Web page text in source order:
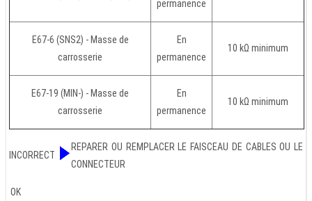
permanence
E67-6 (SNS2) - Masse de
carrosserie
En
permanence
10 kΩ minimum
E67-19 (MIN-) - Masse de
carrosserie
En
permanence
10 kΩ minimum
INCORRECT
REPARER OU REMPLACER LE FAISCEAU DE CABLES OU LE
CONNECTEUR
OK